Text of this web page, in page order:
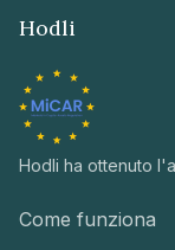
Hodli
Hodli ha ottenuto
Come funziona